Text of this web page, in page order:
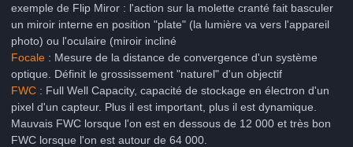
exemple de Flip Miror : l'action sur la molette cranté fait basculer
un miroir interne en position "plate" (la lumière va vers l'appareil
photo) ou l'oculaire (miroir incliné
Focale : Mesure de la distance de convergence d'un système
optique. Définit le grossissement "naturel" d'un objectif
FWC : Full Well Capacity, capacité de stockage en électron d'un
pixel d'un capteur. Plus il est important, plus il est dynamique.
Mauvais FWC lorsque l'on est en dessous de 12 000 et très bon
FWC lorsque l'on est autour de 64 000.